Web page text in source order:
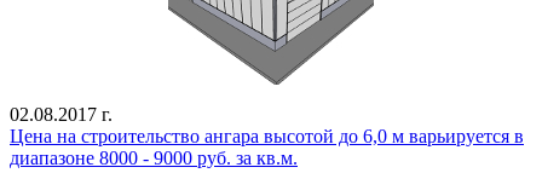
02.08.2017 г.
Цена на строительство ангара высотой до 6,0 м варьируется в
диапазоне 8000 - 9000 руб. за кв.м.